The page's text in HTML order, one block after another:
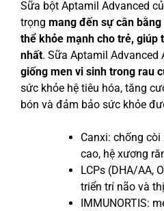
Sữa bột Aptamil Advanced
trọng mang đến sự cân
thể khỏe mạnh cho trẻ, giúp
nhất. Sữa Aptamil Advanced
giống men vi sinh trong rau
sức khỏe hệ tiêu hóa, tăng
bón và đảm bảo sức khỏe
Canxi: chống
cao, hệ xương
LCPs (DHA/AA,
triển trí não và
IMMUNORTIS: